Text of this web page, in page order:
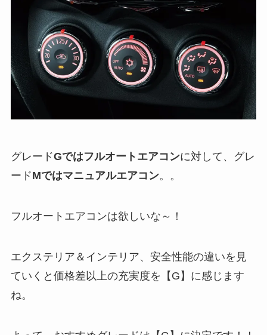
グレードGではフルオートエアコンに対して、グレ
ードMではマニュアルエアコン。。
フルオートエアコンは欲しいな～！
エクステリア＆インテリア、安全性能の違いを見
ていくと価格差以上の充実度を【G】に感じます
ね。